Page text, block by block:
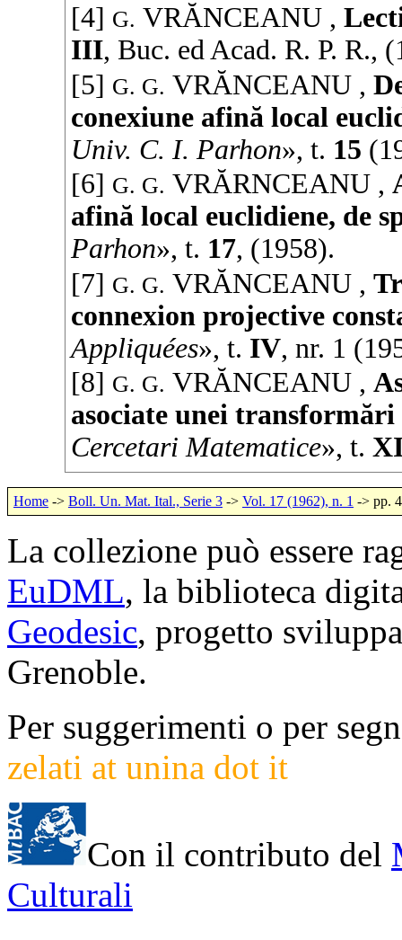
[4] G. VRĂNCEANU ,
III, Buc. ed Acad. R. P. R., (
[5] G. G. VRĂNCEANU ,
conexiune afină local
Univ. C. I. Parhon», t. 15 (
[6] G. G. VRĂRNCEANU ,
afină local euclidiene, de
Parhon», t. 17, (1958).
[7] G. G. VRĂNCEANU ,
connexion projective
Appliquées», t. IV, nr. 1 (
[8] G. G. VRĂNCEANU ,
asociate unei
Cercetari Matematice», t.
Home -> Boll. Un. Mat. Ital., Serie 3 -> Vol. 17 (1962), n. 1 -> pp.
La collezione può essere
EuDML, la biblioteca
Geodesic, progetto
Grenoble.
Per suggerimenti o per
zelati at unina dot it
Con il contributo del
Culturali